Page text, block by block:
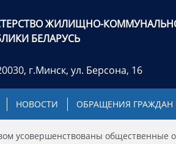
ЖИЛИЩНО-
БЕЛАРУСЬ
г.Минск, ул. Берсона, 16
НОВОСТИ ОБРАЩЕНИЯ
усовершенствованы